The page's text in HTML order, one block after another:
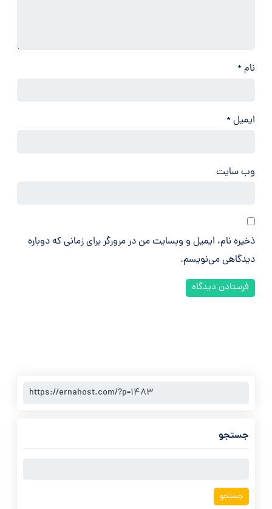
نام*
ایمیل*
وب‌ سایت
ذخیره نام، ایمیل و وبسایت من در مرورگر برای زمانی که دوباره
دیدگاهی می‌نویسم.
جستجو